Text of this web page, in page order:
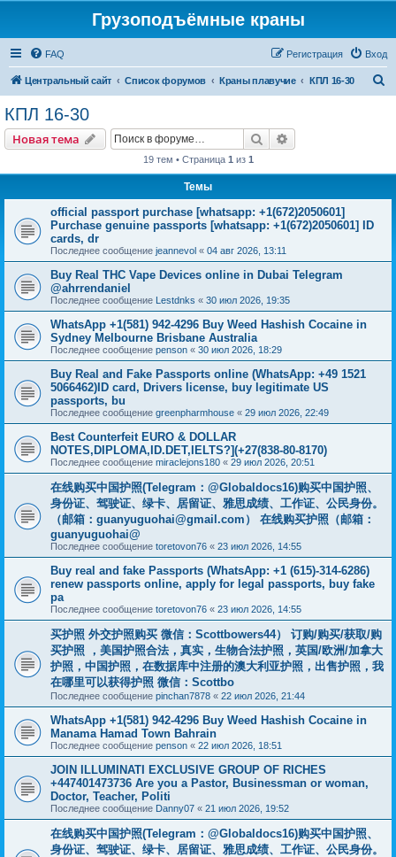
Грузоподъёмные краны
FAQ Вход
Регистрация
Центральный сайт Список форумов Краны плавучие КПЛ 16-30
КПЛ 16-30
Новая тема Поиск
19 тем • Страница 1 из 1
Темы
official passport purchase [whatsapp: +1(672)2050601]
Purchase genuine passports [whatsapp: +1(672)2050601] ID
cards, dr
Последнее сообщение jeannevol « 04 авг 2026, 13:11
Buy Real THC Vape Devices online in Dubai Telegram
@ahrrendaniel
Последнее сообщение Lestdnks « 30 июл 2026, 19:35
WhatsApp +1(581) 942-4296 Buy Weed Hashish Cocaine in
Sydney Melbourne Brisbane Australia
Последнее сообщение penson « 30 июл 2026, 18:29
Buy Real and Fake Passports online (WhatsApp: +49 1521
5066462)ID card, Drivers license, buy legitimate US
passports, bu
Последнее сообщение greenpharmhouse « 29 июл 2026, 22:49
Best Counterfeit EURO & DOLLAR
NOTES,DIPLOMA,ID.DET,IELTS?](+27(838-80-8170)
Последнее сообщение miraclejons180 « 29 июл 2026, 20:51
在线购买中国护照(Telegram：@Globaldocs16)购买中国护照、
身份证、驾驶证、绿卡、居留证、雅思成绩、工作证、公民身份。
（邮箱： guanyuguohai@gmail.com ） 在线购买护照（邮箱：
guanyuguohai@
Последнее сообщение toretovon76 « 23 июл 2026, 14:55
Buy real and fake Passports (WhatsApp: +1 (615)-314-6286)
renew passports online, apply for legal passports, buy fake
pa
Последнее сообщение toretovon76 « 23 июл 2026, 14:55
买护照 外交护照购买 微信：Scottbowers44） 订购/购买/获取/购
买护照 ，美国护照合法，真实，生物合法护照，英国/欧洲/加拿大
护照，中国护照，在数据库中注册的澳大利亚护照，出售护照，我
在哪里可以获得护照 微信：Scottbo
Последнее сообщение pinchan7878 « 22 июл 2026, 21:44
WhatsApp +1(581) 942-4296 Buy Weed Hashish Cocaine in
Manama Hamad Town Bahrain
Последнее сообщение penson « 22 июл 2026, 18:51
JOIN ILLUMINATI EXCLUSIVE GROUP OF RICHES
+447401473736 Are you a Pastor, Businessman or woman,
Doctor, Teacher, Politi
Последнее сообщение Danny07 « 21 июл 2026, 19:52
在线购买中国护照(Telegram：@Globaldocs16)购买中国护照、
身份证、驾驶证、绿卡、居留证、雅思成绩、工作证、公民身份。